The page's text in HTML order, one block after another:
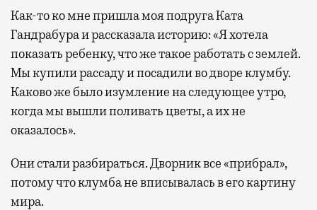
Как-то ко мне пришла моя подруга Ката
Гандрабура и рассказала историю: «Я хотела
показать ребенку, что же такое работать с землей.
Мы купили рассаду и посадили во дворе клумбу.
Каково же было изумление на следующее утро,
когда мы вышли поливать цветы, а их не
оказалось».
Они стали разбираться. Дворник все «прибрал»,
потому что клумба не вписывалась в его картину
мира.